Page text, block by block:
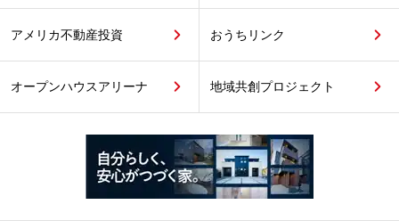
アメリカ不動産投資 おうちリンク
オープンハウスアリーナ 地域共創プロジェクト